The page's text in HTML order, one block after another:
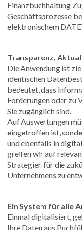
Finanzbuchhaltung
Geschäftsprozesse
elektronischem
Transparenz,
Die Anwendung ist
identischen
bedeutet, dass
Forderungen oder zu
Sie zugänglich sind.
Auf Auswertungen
eingetroffen ist,
und ebenfalls in
greifen wir auf
Strategien für die
Unternehmens zu
Ein System für alle
Einmal digitalisiert,
Ihre Daten aus